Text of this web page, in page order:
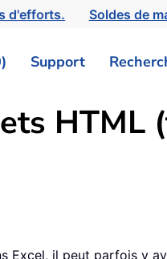
d'efforts. Soldes de
Support
HTML
Excel, il peut parfois y